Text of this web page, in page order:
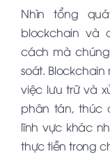
Nhìn tổng
blockchain và
cách mà
soát.
việc lưu trữ và
phân tán, thúc
lĩnh vực khác
thực tiễn trong